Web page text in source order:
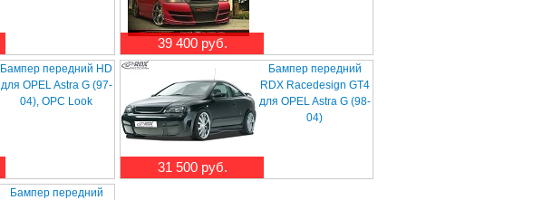
39 400 руб.
Бампер передний HD
для OPEL Astra G (97-
04), OPC Look
31 500 руб.
Бампер передний
RDX Racedesign GT4
для OPEL Astra G (98-
04)
Бампер передний